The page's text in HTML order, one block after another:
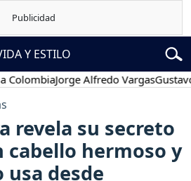
Y ESTILO
Jorge Alfredo VargasGustavo Petro
revela su secreto
cabello hermoso y
usa desde